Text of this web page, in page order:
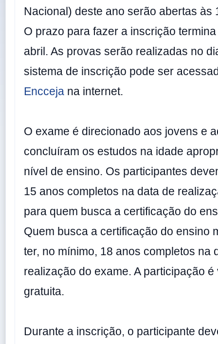
Nacional) deste ano serão abertas às
O prazo para fazer a inscrição
abril. As provas serão realizadas no
sistema de inscrição pode ser
Encceja na internet.
O exame é direcionado aos jovens e
concluíram os estudos na idade
nível de ensino. Os participantes
15 anos completos na data de
para quem busca a certificação do
Quem busca a certificação do ensino
ter, no mínimo, 18 anos completos na
realização do exame. A participação é
gratuita.
Durante a inscrição, o participante